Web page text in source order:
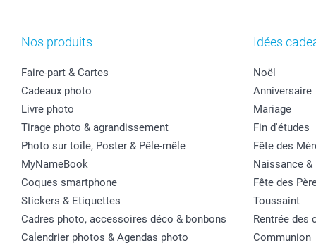
Nos produits
Faire-part & Cartes
Cadeaux photo
Livre photo
Tirage photo & agrandissement
Photo sur toile, Poster & Pêle-mêle
MyNameBook
Coques smartphone
Stickers & Etiquettes
Cadres photo, accessoires déco & bonbons
Calendrier photos & Agendas photo
Idées
Noël
Anniversaire
Mariage
Fin d'études
Fête des
Naissance &
Fête des
Toussaint
Rentrée des
Communion